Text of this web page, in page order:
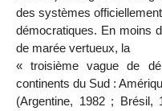
des systèmes officiellement
démocratiques. En moins
de marée vertueux, la
« troisième vague de
continents du Sud :
(Argentine, 1982 ; Brésil,